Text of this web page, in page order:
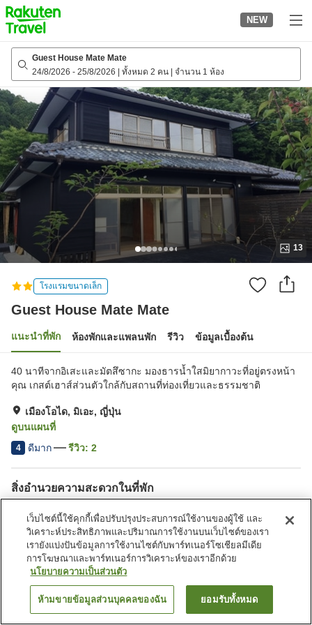
to
top
page
NEW
Guest House Mate Mate
24/8/2026 - 25/8/2026 ทั้งหมด 2 คน จำนวน 1 ห้อง
13
โรงแรมขนาดเล็ก
Guest House Mate Mate
แนะนำที่พัก ห้องพักและแพลนพัก รีวิว ข้อมูลเบื้องต้น
40 นาทีจากอิเสะและมัตสึซากะ มองธารน้ำใสมิยากาวะที่อยู่ตรงหน้า
คุณ เกสต์เฮาส์ส่วนตัวใกล้กับสถานที่ท่องเที่ยวและธรรมชาติ
เมืองโอได, มิเอะ, ญี่ปุ่น
ดูบนแผนที่
4 ดีมาก รีวิว: 2
สิ่งอำนวยความสะดวกในที่พัก
บริการรับส่ง
หน้าแรก ญี่ปุ่น มิเอะ เมืองโอได Guest House Mate Mate
ค้นหาห้องพัก
เว็บไซต์นี้ใช้คุกกี้เพื่อปรับปรุงประสบการณ์ใช้งานของผู้ใช้ และ
วิเคราะห์ประสิทธิภาพและปริมาณการใช้งานบนเว็บไซต์ของเรา
เรายังแบ่งปันข้อมูลการใช้งานไซต์กับพาร์ทเนอร์โซเชียลมีเดีย
การโฆษณาและพาร์ทเนอร์การวิเคราะห์ของเราอีกด้วย
นโยบายความเป็นส่วนตัว
ห้ามขายข้อมูลส่วนบุคคลของฉัน ยอมรับทั้งหมด